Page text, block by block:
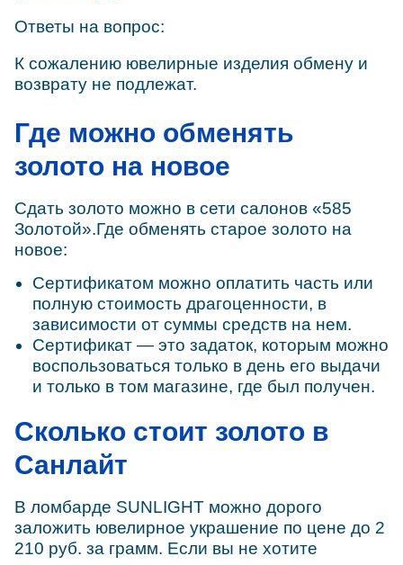
Ответы на вопрос:
К сожалению ювелирные изделия обмену и
возврату не подлежат.
Где можно обменять
золото на новое
Сдать золото можно в сети салонов «585
Золотой».Где обменять старое золото на
новое:
Сертификатом можно оплатить часть или
полную стоимость драгоценности, в
зависимости от суммы средств на нем.
Сертификат — это задаток, которым можно
воспользоваться только в день его выдачи
и только в том магазине, где был получен.
Сколько стоит золото в
Санлайт
В ломбарде SUNLIGHT можно дорого
заложить ювелирное украшение по цене до 2
210 руб. за грамм. Если вы не хотите